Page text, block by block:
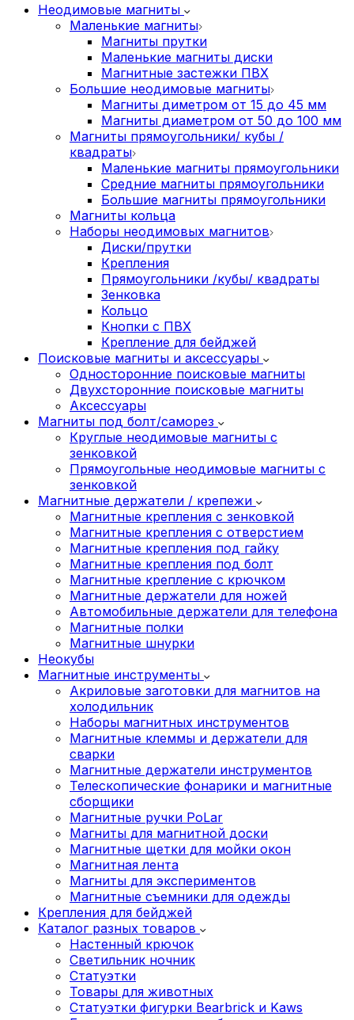
Неодимовые магниты
Маленькие магниты
Магниты прутки
Маленькие магниты диски
Магнитные застежки ПВХ
Большие неодимовые магниты
Магниты диметром от 15 до 45 мм
Магниты диаметром от 50 до 100 мм
Магниты прямоугольники/ кубы /
квадраты
Маленькие магниты прямоугольники
Средние магниты прямоугольники
Большие магниты прямоугольники
Магниты кольца
Наборы неодимовых магнитов
Диски/прутки
Крепления
Прямоугольники /кубы/ квадраты
Зенковка
Кольцо
Кнопки с ПВХ
Крепление для бейджей
Поисковые магниты и аксессуары
Односторонние поисковые магниты
Двухсторонние поисковые магниты
Аксессуары
Магниты под болт/саморез
Круглые неодимовые магниты с
зенковкой
Прямоугольные неодимовые магниты с
зенковкой
Магнитные держатели / крепежи
Магнитные крепления с зенковкой
Магнитные крепления с отверстием
Магнитные крепления под гайку
Магнитные крепления под болт
Магнитные крепление с крючком
Магнитные держатели для ножей
Автомобильные держатели для телефона
Магнитные полки
Магнитные шнурки
Неокубы
Магнитные инструменты
Акриловые заготовки для магнитов на
холодильник
Наборы магнитных инструментов
Магнитные клеммы и держатели для
сварки
Магнитные держатели инструментов
Телескопические фонарики и магнитные
сборщики
Магнитные ручки PoLar
Магниты для магнитной доски
Магнитные щетки для мойки окон
Магнитная лента
Магниты для экспериментов
Магнитные съемники для одежды
Крепления для бейджей
Каталог разных товаров
Настенный крючок
Светильник ночник
Статуэтки
Товары для животных
Статуэтки фигурки Bearbrick и Kaws